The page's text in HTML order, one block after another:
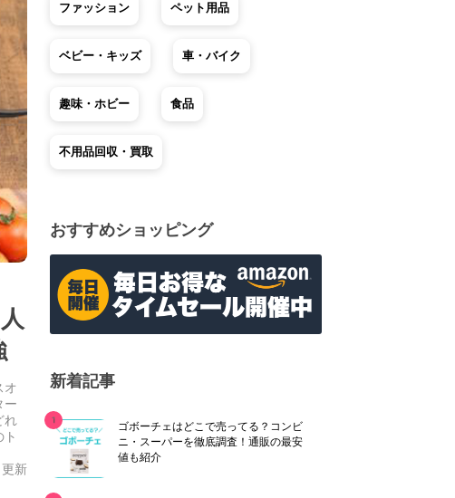
オ
ー
れ
新
ファッション ペット用品
ベビー・キッズ 車・バイク
趣味・ホビー 食品
不用品回収・買取
おすすめショッピング
新着記事
ゴボーチェはどこで売ってる？コンビ
ニ・スーパーを徹底調査！通販の最安
値も紹介